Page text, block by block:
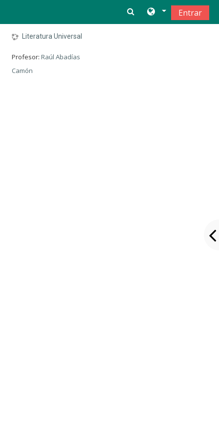
Entrar
Literatura Universal
Profesor:Raúl Abadías
Camón